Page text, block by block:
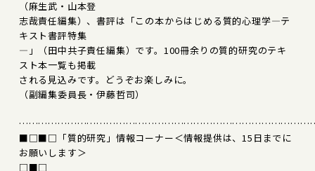
（麻生武・山本登
志哉責任編集）、書評は「この本からはじめる質的心理学―テ
キスト書評特集
―」（田中共子責任編集）です。100冊余りの質的研究のテキ
スト本一覧も掲載
される見込みです。どうぞお楽しみに。
（副編集委員長・伊藤哲司）
■□■□「質的研究」情報コーナー＜情報提供は、15日までに
お願いします＞
□■□